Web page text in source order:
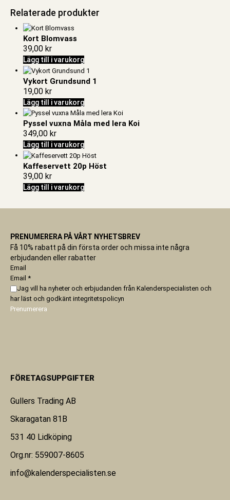
Relaterade produkter
Kort Blomvass
39,00 kr
Lägg till i varukorg
Vykort Grundsund 1
19,00 kr
Lägg till i varukorg
Pyssel vuxna Måla med lera Koi
349,00 kr
Lägg till i varukorg
Kaffeservett 20p Höst
39,00 kr
Lägg till i varukorg
PRENUMERERA PÅ VÅRT NYHETSBREV
Få 10% rabatt på din första order och missa inte några
erbjudanden eller rabatter
Email
Email *
Jag vill ha nyheter och erbjudanden från Kalenderspecialisten och
har läst och godkänt integritetspolicyn
Prenumerera
FÖRETAGSUPPGIFTER
Gullers Trading AB
Skaragatan 81B
531 40 Lidköping
Org.nr: 559007-8605
info@kalenderspecialisten.se